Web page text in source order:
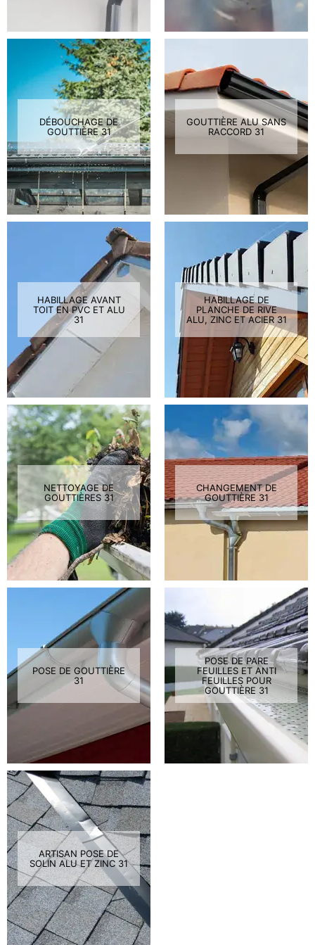
DÉBOUCHAGE DE
GOUTTIÈRE 31
GOUTTIÈRE ALU SANS
RACCORD 31
HABILLAGE AVANT
TOIT EN PVC ET ALU
31
HABILLAGE DE
PLANCHE DE RIVE
ALU, ZINC ET ACIER 31
NETTOYAGE DE
GOUTTIÈRES 31
CHANGEMENT DE
GOUTTIÈRE 31
POSE DE GOUTTIÈRE
31
POSE DE PARE
FEUILLES ET ANTI
FEUILLES POUR
GOUTTIÈRE 31
ARTISAN POSE DE
SOLIN ALU ET ZINC 31